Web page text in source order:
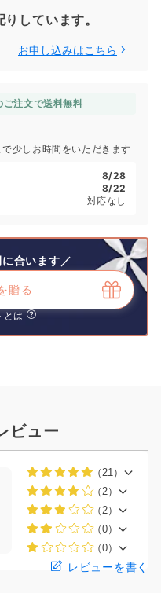
しています。
お申し込みはこちら
注文で送料無料
少しお時間をいただきます
8/28
8/22
対応なし
合います／
贈る
とは
ビュー
（21）
（2）
（2）
（0）
（0）
レビューを書く